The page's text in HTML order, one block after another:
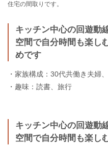
住宅の間取りです。
キッチン中心の回遊動
空間で自分時間も楽し
めです
・家族構成：30代共働き夫婦
・趣味：読書、旅行
キッチン中心の回遊動
空間で自分時間も楽し